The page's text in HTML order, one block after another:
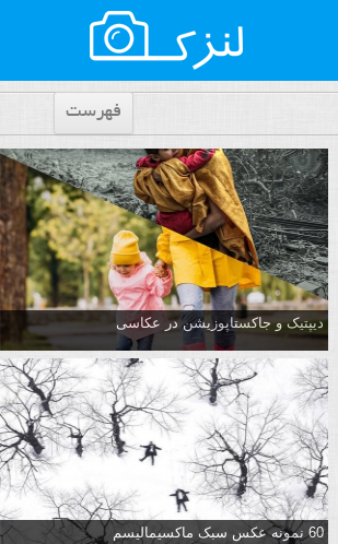
فهرست
دیپتیک و جاکستا‌پوزیشن در عکاسی
60 نمونه عکس سبک ماکسیمالیسم